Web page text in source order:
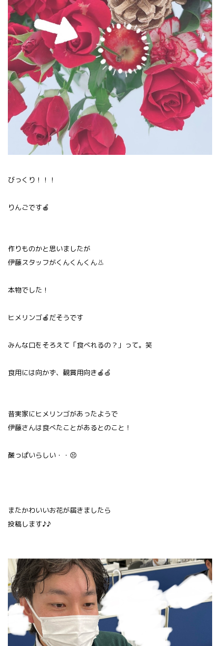
びっくり！！！
りんごです🍎
作りものかと思いましたが
伊藤スタッフがくんくんくん👃
本物でした！
ヒメリンゴ🍎だそうです
みんな口をそろえて「食べれるの？」って。笑
食用には向かず、観賞用向き🍎🍏
昔実家にヒメリンゴがあったようで
伊藤さんは食べたことがあるとのこと！
酸っぱいらしい・・😣
またかわいいお花が届きましたら
投稿します♪♪